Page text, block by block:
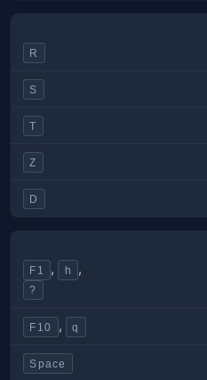
R
S
T
Z
D
F1 , h ,
?
F10 , q
Space